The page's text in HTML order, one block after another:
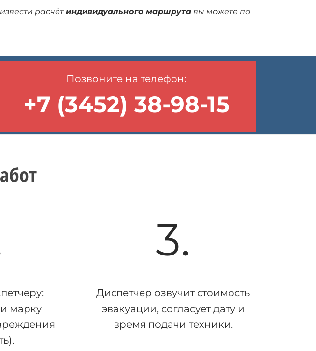
расчётиндивидуального маршрутавы можете по
Позвоните на телефон:
+7 (3452) 38-98-15
марку
3.
Диспетчер озвучит стоимость
эвакуации, согласует дату и
время подачи техники.